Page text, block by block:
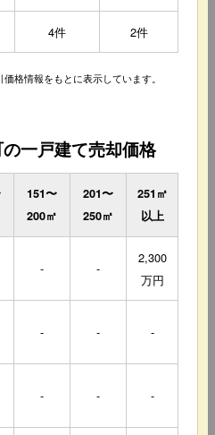
4件 2件
格情報をもとに表示しています。
一戸建て売却価格
151〜
200㎡
201〜
250㎡
251㎡
以上
- -
2,300
万円
- - -
- - -